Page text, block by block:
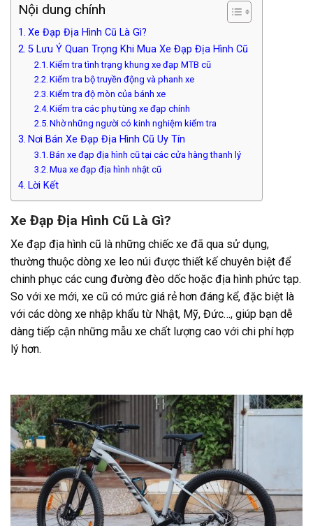
Nội dung chính
Xe Đạp Địa Hình Cũ Là Gì?
5 Lưu Ý Quan Trọng Khi Mua Xe Đạp Địa Hình Cũ
Kiểm tra tình trạng khung xe đạp MTB cũ
Kiểm tra bộ truyền động và phanh xe
Kiểm tra độ mòn của bánh xe
Kiểm tra các phụ tùng xe đạp chính
Nhờ những người có kinh nghiệm kiểm tra
Nơi Bán Xe Đạp Địa Hình Cũ Uy Tín
Bán xe đạp địa hình cũ tại các cửa hàng thanh lý
Mua xe đạp địa hình nhật cũ
Lời Kết
Xe Đạp Địa Hình Cũ Là Gì?
Xe đạp địa hình cũ là những chiếc xe đã qua sử dụng,
thường thuộc dòng xe leo núi được thiết kế chuyên biệt để
chinh phục các cung đường đèo dốc hoặc địa hình phức tạp.
So với xe mới, xe cũ có mức giá rẻ hơn đáng kể, đặc biệt là
với các dòng xe nhập khẩu từ Nhật, Mỹ, Đức…, giúp bạn dễ
dàng tiếp cận những mẫu xe chất lượng cao với chi phí hợp
lý hơn.